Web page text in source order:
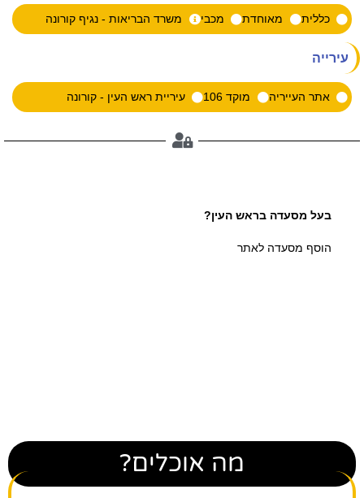
כללית מאוחדת מכבי משרד הבריאות - נגיף קורונה
עירייה
אתר העייריה מוקד 106 עיריית ראש העין - קורונה
בעל מסעדה בראש העין?
הוסף מסעדה לאתר
מה אוכלים?